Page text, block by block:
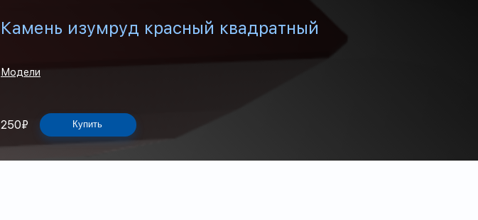
Камень изумруд красный квадратный
Модели
250₽ Купить